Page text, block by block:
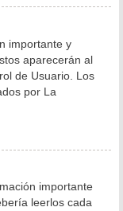
importante y
aparecerán al
de Usuario. Los
por La
importante
leerlos cada